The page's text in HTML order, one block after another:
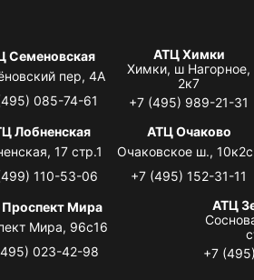
Семеновская
пер, 4А
085-74-61
АТЦ Химки
Химки, ш Нагорное,
2к7
+7 (495) 989-21-31
Лобненская
17 стр.1
110-53-06
АТЦ Очаково
Очаковское ш.,
+7 (495) 152-31-11
Мира
Мира, 96с16
023-42-98
АТЦ
+7